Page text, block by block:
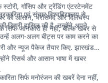
गॉसिप और ट्रेंडिंग एंटरटेनमेंट
को आसान, भरोसेमंद और दिलचस्प
सिर्फ जानकारी ही नहीं, बल्कि खबर से
एवं संचार विश्वविद्यालय से
डिग्री हासिल की है. उन्होंने अपने
अलग-अलग बीट्स पर काम करने का
और न्यूज पैकेज तैयार किए. झारखंड
रिसर्च और आसान भाषा में खबर
सिर्फ मनोरंजन की खबरें देना नहीं,